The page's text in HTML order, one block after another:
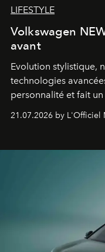
LIFESTYLE
Volkswagen
avant
Evolution stylistique,
technologies
personnalité et fait
fétiche pour le
21.07.2026 by L'Officiel